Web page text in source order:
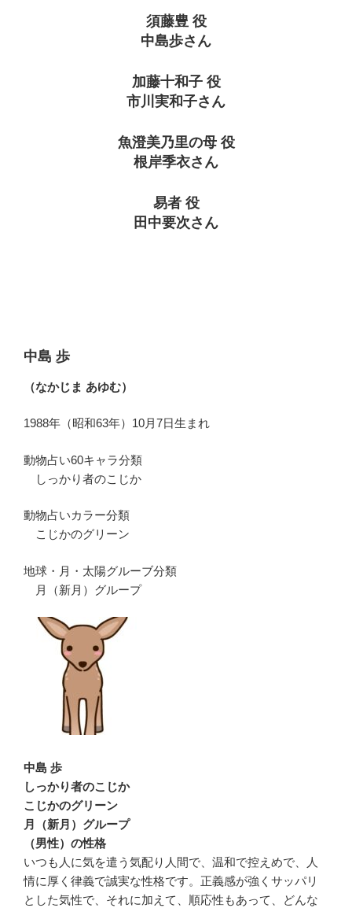
須藤豊 役
中島歩さん
加藤十和子 役
市川実和子さん
魚澄美乃里の母 役
根岸季衣さん
易者 役
田中要次さん
中島 歩
（なかじま あゆむ）
1988年（昭和63年）10月7日生まれ
動物占い60キャラ分類
しっかり者のこじか
動物占いカラー分類
こじかのグリーン
地球・月・太陽グルーブ分類
月（新月）グループ
中島 歩
しっかり者のこじか
こじかのグリーン
月（新月）グループ
（男性）の性格
いつも人に気を遣う気配り人間で、温和で控えめで、人
情に厚く律義で誠実な性格です。正義感が強くサッパリ
とした気性で、それに加えて、順応性もあって、どんな